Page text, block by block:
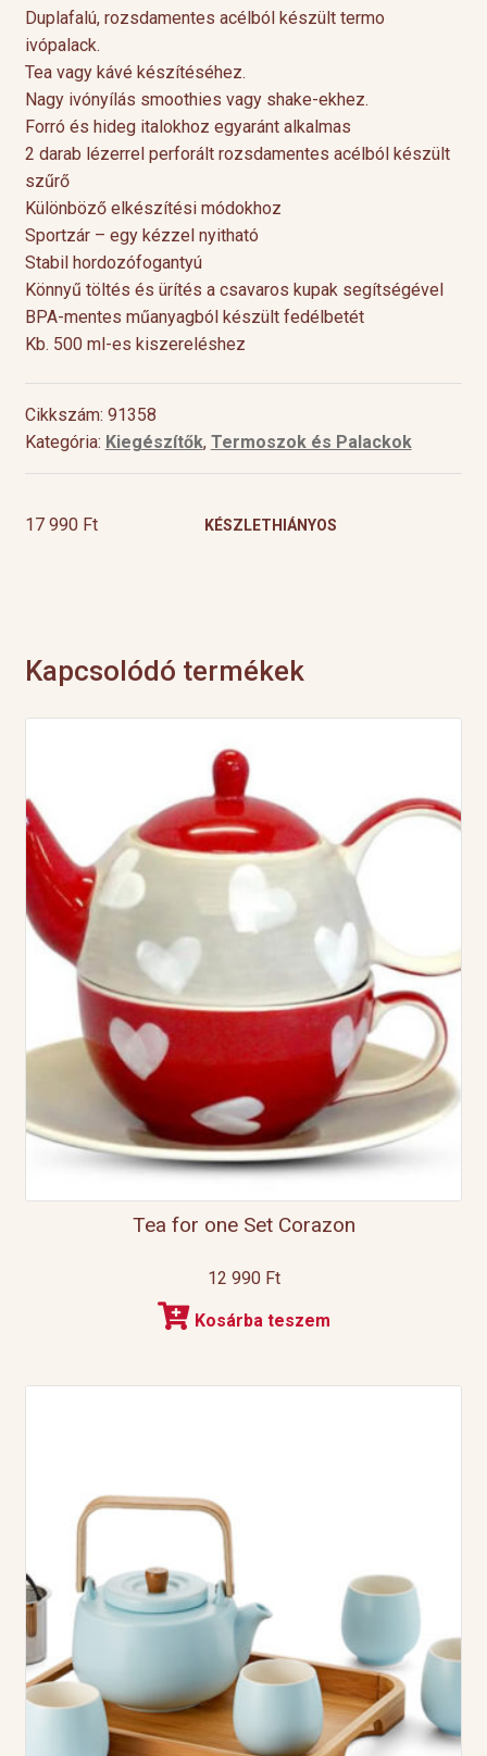
Duplafalú, rozsdamentes acélból készült termo
ivópalack.
Tea vagy kávé készítéséhez.
Nagy ivónyílás smoothies vagy shake-ekhez.
Forró és hideg italokhoz egyaránt alkalmas
2 darab lézerrel perforált rozsdamentes acélból készült
szűrő
Különböző elkészítési módokhoz
Sportzár – egy kézzel nyitható
Stabil hordozófogantyú
Könnyű töltés és ürítés a csavaros kupak segítségével
BPA-mentes műanyagból készült fedélbetét
Kb. 500 ml-es kiszereléshez
Cikkszám: 91358
Kategória: Kiegészítők, Termoszok és Palackok
17 990 Ft KÉSZLETHIÁNYOS
Kapcsolódó termékek
Tea for one Set Corazon
12 990 Ft
Kosárba teszem